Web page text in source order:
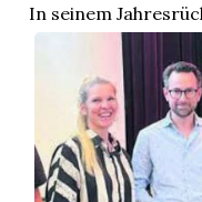
In seinem